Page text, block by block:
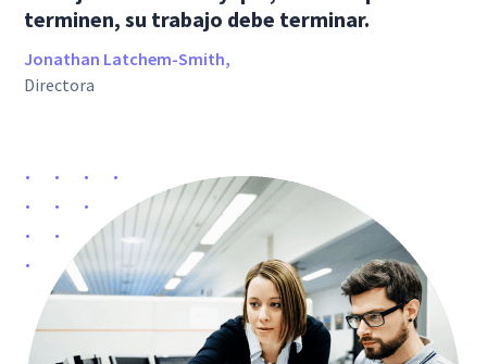
terminen, su trabajo debe terminar.
Jonathan Latchem-Smith,
Directora